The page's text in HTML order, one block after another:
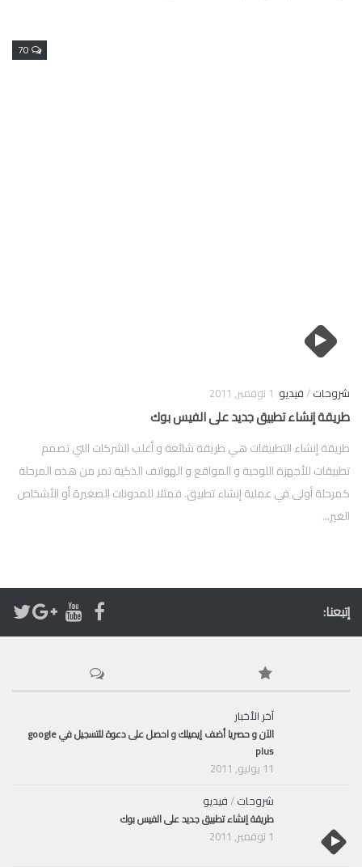
70
شروحات/فيديو 1 نوفمبر, 2011
طريقة إنشاء تطبيق جديد على الفيس بوك
طريقة إنشاء التطبيقات هي طريقة شائعة و أغلب الشركات التي تصمم
تطبيقات للأجهزة اللوحية و المواقع و الهواتف الذكية تمر من هذه المرحلة
كمرحلة أولى في عملية إنشاء تطبيق. فمثلا للمدونات الصغيرة أو الأشخاص
الغير...
إتبعنا:
آخر الأخبار
الآن و حصريا أضف إيميلك و احصل على دعوة للتسجيل في google
plus
شروحات/فيديو
طريقة إنشاء تطبيق جديد على الفيس بوك